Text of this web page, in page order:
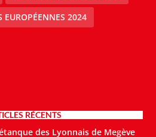
EUROPÉENNES 2024
RÉCENTS
des Lyonnais de Megève